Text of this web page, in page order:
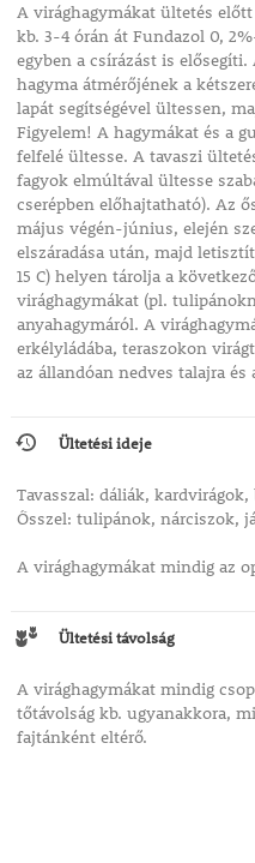
A virághagymákat ültetés
kb. 3-4 órán át Fundazol 0,
egyben a csírázást is
hagyma átmérőjének a
lapát segítségével ültessen,
Figyelem! A hagymákat és a
felfelé ültesse. A tavaszi
fagyok elmúltával ültesse
cserépben előhajtatható). Az
május végén-június, elején
elszáradása után, majd
15 C) helyen tárolja a
virághagymákat (pl.
anyahagymáról. A
erkélyládába, teraszokon
az állandóan nedves talajra és
Ültetési ideje
Tavasszal: dáliák,
Ősszel: tulipánok, nárciszok,
A virághagymákat mindig az
Ültetési távolság
A virághagymákat mindig
tőtávolság kb. ugyanakkora,
fajtánként eltérő.